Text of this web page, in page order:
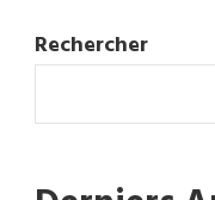
Rechercher